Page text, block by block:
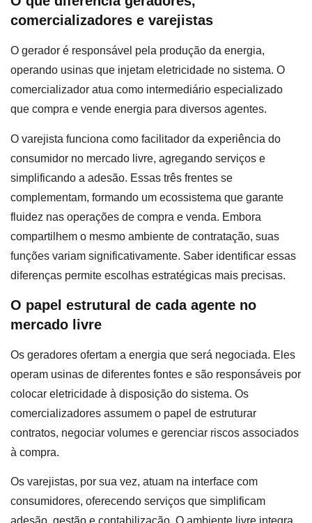
comercializadores e varejistas
O gerador é responsável pela produção da energia,
operando usinas que injetam eletricidade no sistema. O
comercializador atua como intermediário especializado
que compra e vende energia para diversos agentes.
O varejista funciona como facilitador da experiência do
consumidor no mercado livre, agregando serviços e
simplificando a adesão. Essas três frentes se
complementam, formando um ecossistema que garante
fluidez nas operações de compra e venda. Embora
compartilhem o mesmo ambiente de contratação, suas
funções variam significativamente. Saber identificar essas
diferenças permite escolhas estratégicas mais precisas.
O papel estrutural de cada agente no
mercado livre
Os geradores ofertam a energia que será negociada. Eles
operam usinas de diferentes fontes e são responsáveis por
colocar eletricidade à disposição do sistema. Os
comercializadores assumem o papel de estruturar
contratos, negociar volumes e gerenciar riscos associados
à compra.
Os varejistas, por sua vez, atuam na interface com
consumidores, oferecendo serviços que simplificam